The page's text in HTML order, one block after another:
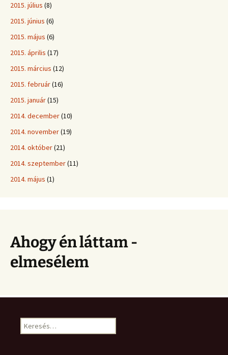
2015. július (8)
2015. június (6)
2015. május (6)
2015. április (17)
2015. március (12)
2015. február(16)
2015. január(15)
2014. december(10)
2014. november(19)
2014. október(21)
2014. szeptember(11)
2014. május (1)
Ahogy én láttam -
elmesélem
Keresés: